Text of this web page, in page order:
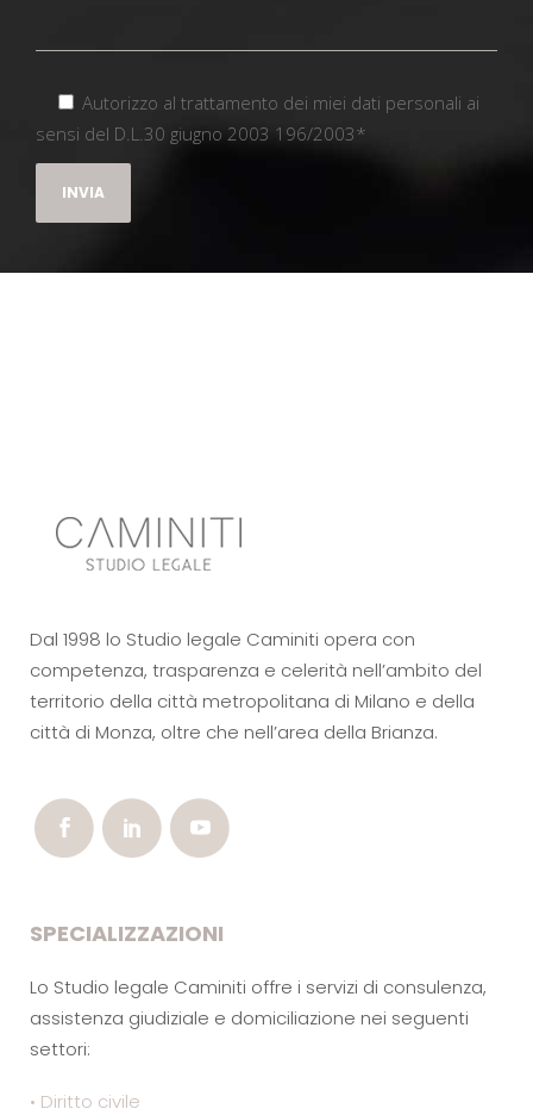
Autorizzo al trattamento dei miei dati personali ai
sensi del D.L.30 giugno 2003 196/2003*
Dal 1998 lo Studio legale Caminiti opera con
competenza, trasparenza e celerità nell’ambito del
territorio della città metropolitana di Milano e della
città di Monza, oltre che nell’area della Brianza.
SPECIALIZZAZIONI
Lo Studio legale Caminiti offre i servizi di consulenza,
assistenza giudiziale e domiciliazione nei seguenti
settori:
• Diritto civile